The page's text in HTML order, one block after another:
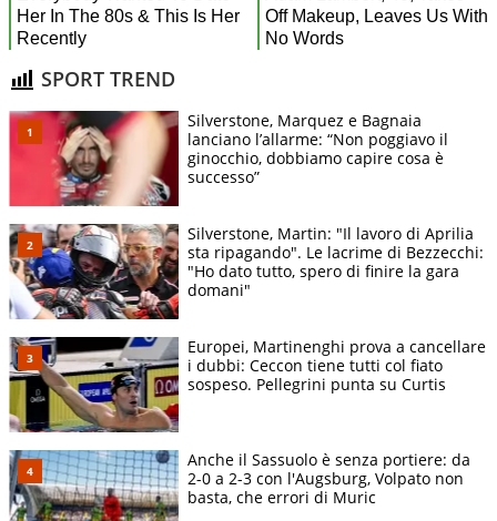
SPORT TREND
Silverstone, Marquez e Bagnaia
lanciano l’allarme: “Non poggiavo il
ginocchio, dobbiamo capire cosa è
successo”
Silverstone, Martin: "Il lavoro di Aprilia
sta ripagando". Le lacrime di Bezzecchi:
"Ho dato tutto, spero di finire la gara
domani"
Europei, Martinenghi prova a cancellare
i dubbi: Ceccon tiene tutti col fiato
sospeso. Pellegrini punta su Curtis
Anche il Sassuolo è senza portiere: da
2-0 a 2-3 con l'Augsburg, Volpato non
basta, che errori di Muric